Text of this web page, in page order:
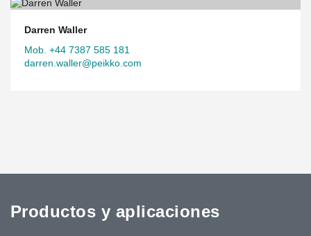
Darren Waller
Mob. +44 7387 585 181
darren.waller@peikko.com
Productos y aplicaciones